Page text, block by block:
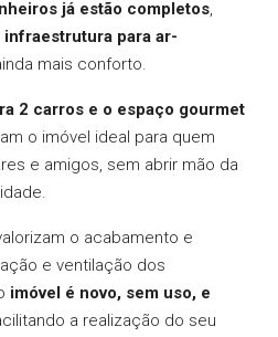
já estão completos,
infraestrutura para ar-
mais conforto.
2 carros e o espaço gourmet
o imóvel ideal para quem
e amigos, sem abrir mão da
o acabamento e
e ventilação dos
imóvel é novo, sem uso, e
a realização do seu